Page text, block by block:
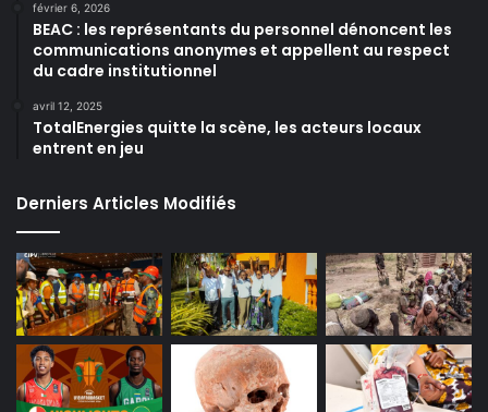
février 6, 2026
BEAC : les représentants du personnel dénoncent les
communications anonymes et appellent au respect
du cadre institutionnel
avril 12, 2025
TotalEnergies quitte la scène, les acteurs locaux
entrent en jeu
Derniers Articles Modifiés